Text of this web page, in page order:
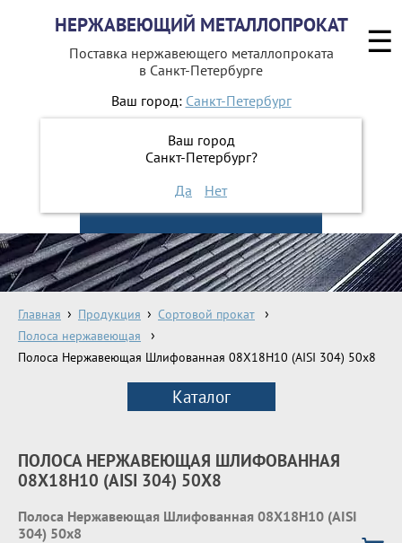
НЕРЖАВЕЮЩИЙ МЕТАЛЛОПРОКАТ
Поставка нержавеющего металлопроката
в Санкт-Петербурге
Ваш город: Санкт-Петербург
Ваш город
Санкт-Петербург?
Да
Нет
+7 (812)642-41-49
+7 (812)642-41-48
Главная Продукция
Сортовой прокат
Полоса нержавеющая
Полоса Нержавеющая Шлифованная 08Х18Н10 (AISI 304) 50х8
Каталог
ПОЛОСА НЕРЖАВЕЮЩАЯ ШЛИФОВАННАЯ
08Х18Н10 (AISI 304) 50Х8
Полоса Нержавеющая Шлифованная 08Х18Н10 (AISI
304) 50х8
☰